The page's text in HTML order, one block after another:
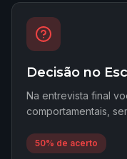
Decisão no
Na entrevista final
comportamentais,
50% de acerto